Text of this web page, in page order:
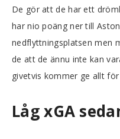
De gör att de har ett
har nio poäng ner till
nedflyttningsplatsen men
de att de ännu inte kan
givetvis kommer ge allt
Låg xGA